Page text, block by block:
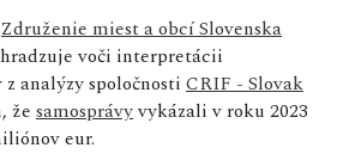
Združenie miest a obcí Slovenska
voči interpretácii
analýzy spoločnosti CRIF - Slovak
že samosprávyvykázali v roku 2023
eur.